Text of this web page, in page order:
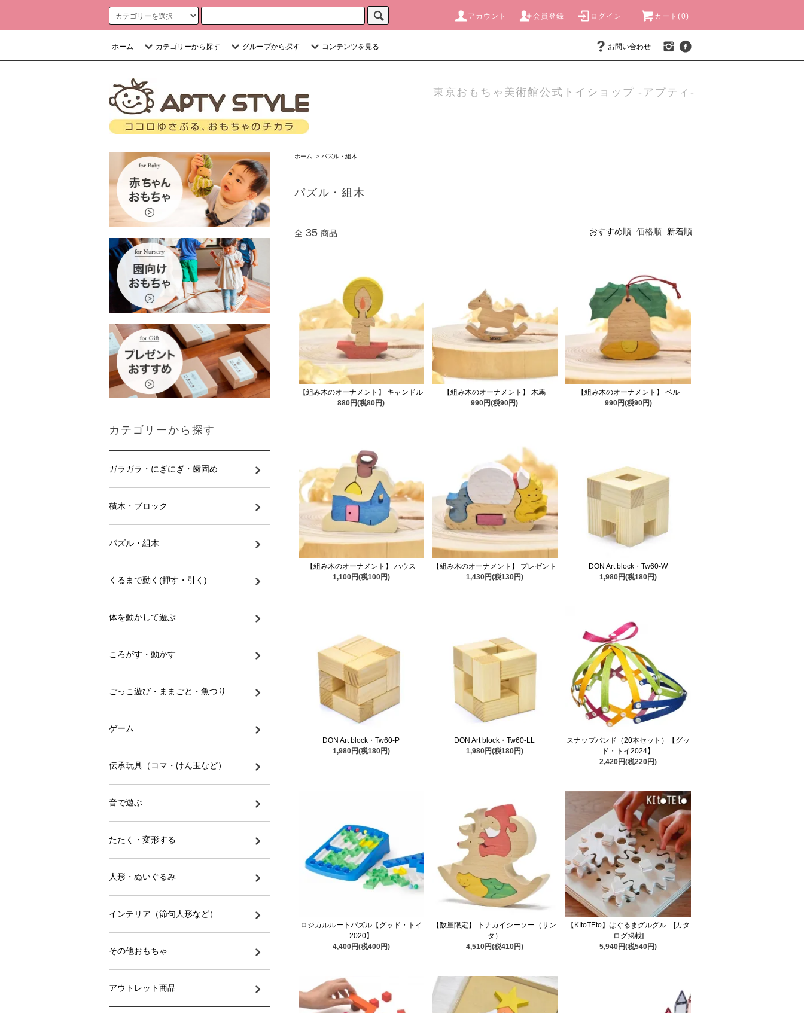
アカウント 会員登録 ログイン カート(0)
ホーム カテゴリーから探す グループから探す コンテンツを見る お問い合わせ
東京おもちゃ美術館公式トイショップ -アプティ-
ホーム > パズル・組木
パズル・組木
全 35 商品 おすすめ順 価格順 新着順
【組み木のオーナメント】 キャンドル
880円(税80円)
【組み木のオーナメント】 木馬
990円(税90円)
【組み木のオーナメント】 ベル
990円(税90円)
【組み木のオーナメント】 ハウス
1,100円(税100円)
【組み木のオーナメント】 プレゼント
1,430円(税130円)
DON Art block・Tw60-W
1,980円(税180円)
DON Art block・Tw60-P
1,980円(税180円)
DON Art block・Tw60-LL
1,980円(税180円)
スナップバンド（20本セット）【グッ
ド・トイ2024】
2,420円(税220円)
ロジカルルートパズル【グッド・トイ
2020】
4,400円(税400円)
【数量限定】 トナカイシーソー（サン
タ）
4,510円(税410円)
【KItoTEto】はぐるまグルグル [カタ
ログ掲載]
5,940円(税540円)
カテゴリーから探す
ガラガラ・にぎにぎ・歯固め
積木・ブロック
パズル・組木
くるまで動く(押す・引く)
体を動かして遊ぶ
ころがす・動かす
ごっこ遊び・ままごと・魚つり
ゲーム
伝承玩具（コマ・けん玉など）
音で遊ぶ
たたく・変形する
人形・ぬいぐるみ
インテリア（節句人形など）
その他おもちゃ
アウトレット商品